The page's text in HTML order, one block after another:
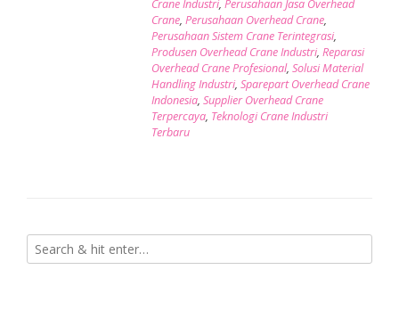
Crane Industri, Perusahaan Jasa Overhead
Crane, Perusahaan Overhead Crane,
Perusahaan Sistem Crane Terintegrasi,
Produsen Overhead Crane Industri, Reparasi
Overhead Crane Profesional, Solusi Material
Handling Industri, Sparepart Overhead Crane
Indonesia, Supplier Overhead Crane
Terpercaya, Teknologi Crane Industri
Terbaru